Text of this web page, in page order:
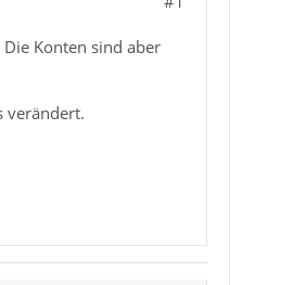
Konten sind aber
verändert.